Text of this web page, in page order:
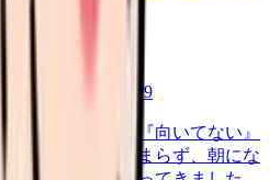
集…
harassment 2026/6/9
に『辞めれば』『向いてない』
近づくと涙が止まらず、朝にな